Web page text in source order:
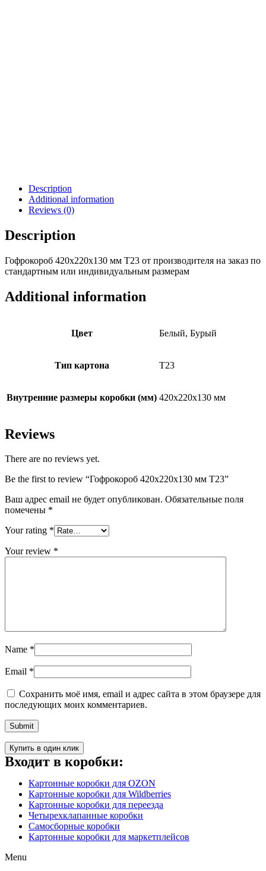
Description
Additional information
Reviews (0)
Description
Гофрокороб 420х220х130 мм Т23 от производителя на заказ по
стандартным или индивидуальным размерам
Additional information
Цвет Белый, Бурый
Тип картона Т23
Внутренние размеры коробки (мм) 420х220х130 мм
Reviews
There are no reviews yet.
Be the first to review “Гофрокороб 420х220х130 мм Т23”
Ваш адрес email не будет опубликован. Обязательные поля
помечены *
Your rating *
Your review *
Name *
Email *
Сохранить моё имя, email и адрес сайта в этом браузере для
последующих моих комментариев.
Купить в один клик
Входит в коробки:
Картонные коробки для OZON
Картонные коробки для Wildberries
Картонные коробки для переезда
Четырехклапанные коробки
Самосборные коробки
Картонные коробки для маркетплейсов
Menu